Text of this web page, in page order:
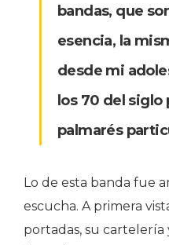
bandas, que
esencia, la
desde mi
los 70 del siglo
palmarés
Lo de esta banda fue
escucha. A primera
portadas, su